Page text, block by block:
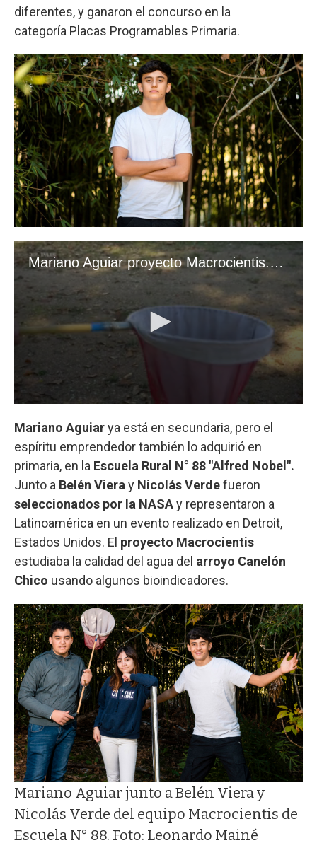
diferentes, y ganaron el concurso en la
categoría Placas Programables Primaria.
Mariano Aguiarya está en secundaria, pero el
espíritu emprendedor también lo adquirió en
primaria, en la Escuela Rural N° 88 "Alfred Nobel".
Junto a Belén Viera y Nicolás Verdefueron
seleccionados por la NASAy representaron a
Latinoamérica en un evento realizado en Detroit,
Estados Unidos. El proyecto Macrocientis
estudiaba la calidad del agua del arroyo Canelón
Chico usando algunos bioindicadores.
Mariano Aguiar junto a Belén Viera y
Nicolás Verde del equipo Macrocientis de
Escuela N° 88. Foto: Leonardo Mainé